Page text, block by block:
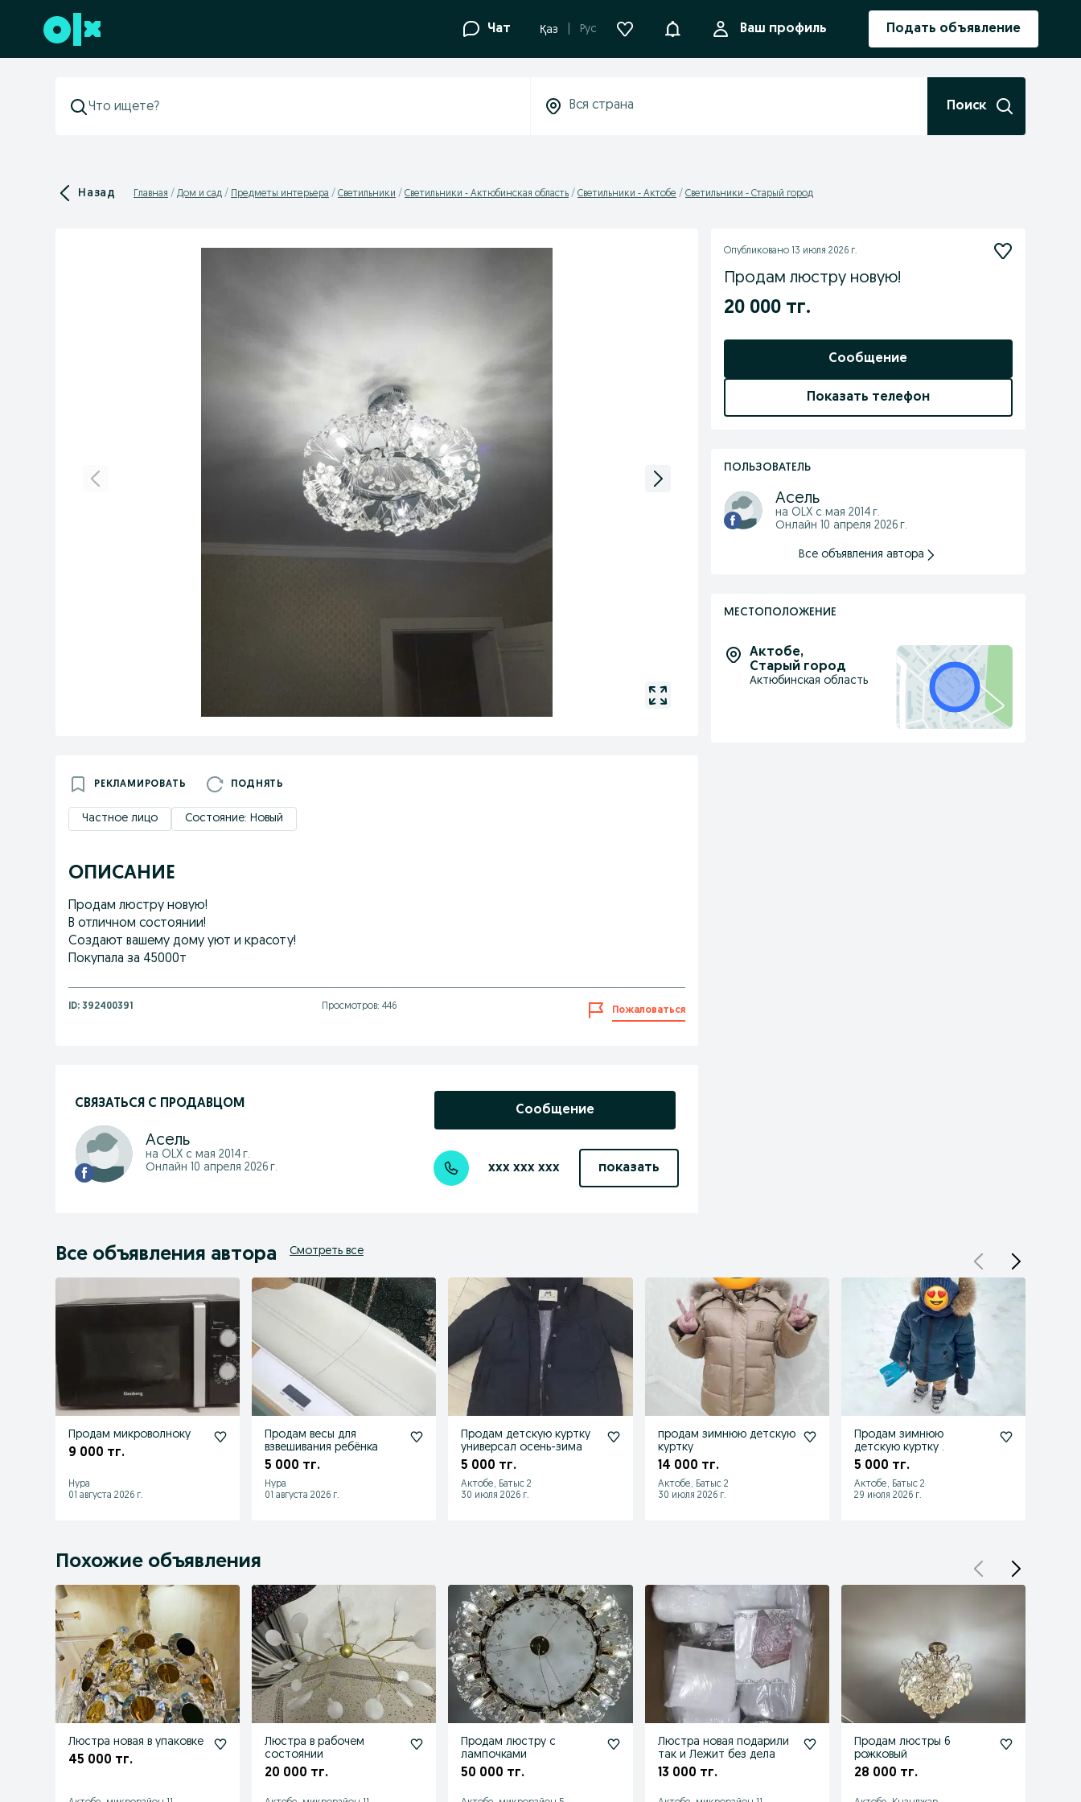
Перейти к нижнему колонтитулу Чат Қаз Рус УведомленияВаш профиль Подать объявление
Поиск
Назад Главная Дом и сад Предметы интерьера Светильники Светильники - Актюбинская область Светильники - Актобе Светильники - Старый город
РЕКЛАМИРОВАТЬ ПОДНЯТЬ
Частное лицо Состояние: Новый
ОПИСАНИЕ
Продам люстру новую!
В отличном состоянии!
Создают вашему дому уют и красоту!
Покупала за 45000т
ID: 392400391 Просмотров: 446 Пожаловаться
СВЯЗАТЬСЯ С ПРОДАВЦОМ
Асель
на OLX с мая 2014 г.
Онлайн 10 апреля 2026 г.
Сообщение
xxx xxx xxx показать
Опубликовано 13 июля 2026 г.
Продам люстру новую!
20 000 тг.
Сообщение
Показать телефон
ПОЛЬЗОВАТЕЛЬ
Асель
на OLX с мая 2014 г.
Онлайн 10 апреля 2026 г.
Все объявления автора
МЕСТОПОЛОЖЕНИЕ
Актобе,
Старый город
Актюбинская область
Все объявления автора Смотреть все
Продам микроволноку
9 000 тг.
Нура
01 августа 2026 г.
Продам весы для
взвешивания ребёнка
5 000 тг.
Нура
01 августа 2026 г.
Продам детскую куртку
универсал осень-зима
5 000 тг.
Актобе, Батыс 2
30 июля 2026 г.
продам зимнюю детскую
куртку
14 000 тг.
Актобе, Батыс 2
30 июля 2026 г.
Продам зимнюю
детскую куртку .
5 000 тг.
Актобе, Батыс 2
29 июля 2026 г.
Похожие объявления
Люстра новая в упаковке
45 000 тг.
Люстра в рабочем
состоянии
20 000 тг.
Продам люстру с
лампочками
50 000 тг.
Люстра новая подарили
так и Лежит без дела
13 000 тг.
Продам люстры 6
рожковый
28 000 тг.